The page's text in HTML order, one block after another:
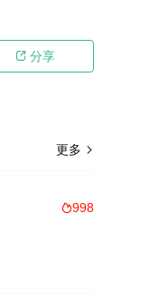
 分享
更多 
998